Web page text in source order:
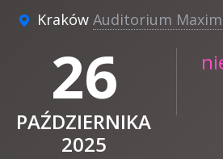
Kraków Auditorium
26
PAŹDZIERNIKA
2025